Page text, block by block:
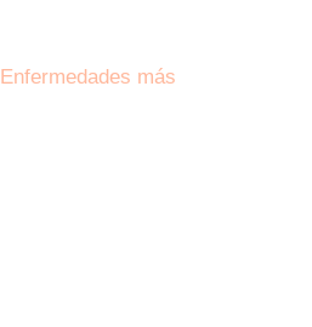
Enfermedades más